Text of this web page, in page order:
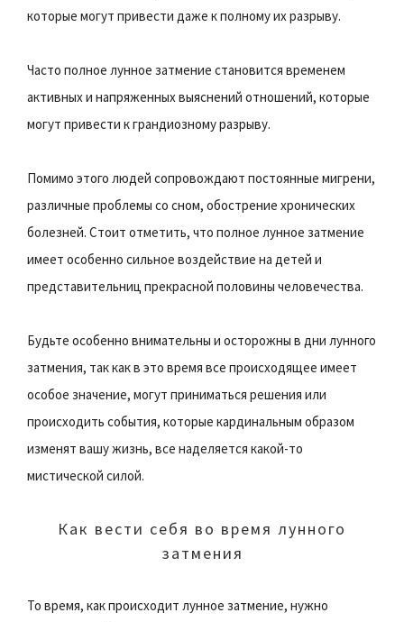
которые могут привести даже к полному их разрыву.
Часто полное лунное затмение становится временем
активных и напряженных выяснений отношений, которые
могут привести к грандиозному разрыву.
Помимо этого людей сопровождают постоянные мигрени,
различные проблемы со сном, обострение хронических
болезней. Стоит отметить, что полное лунное затмение
имеет особенно сильное воздействие на детей и
представительниц прекрасной половины человечества.
Будьте особенно внимательны и осторожны в дни лунного
затмения, так как в это время все происходящее имеет
особое значение, могут приниматься решения или
происходить события, которые кардинальным образом
изменят вашу жизнь, все наделяется какой-то
мистической силой.
Как вести себя во время лунного
затмения
То время, как происходит лунное затмение, нужно